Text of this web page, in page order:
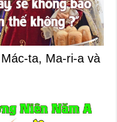
ta, Ma-ri-a và